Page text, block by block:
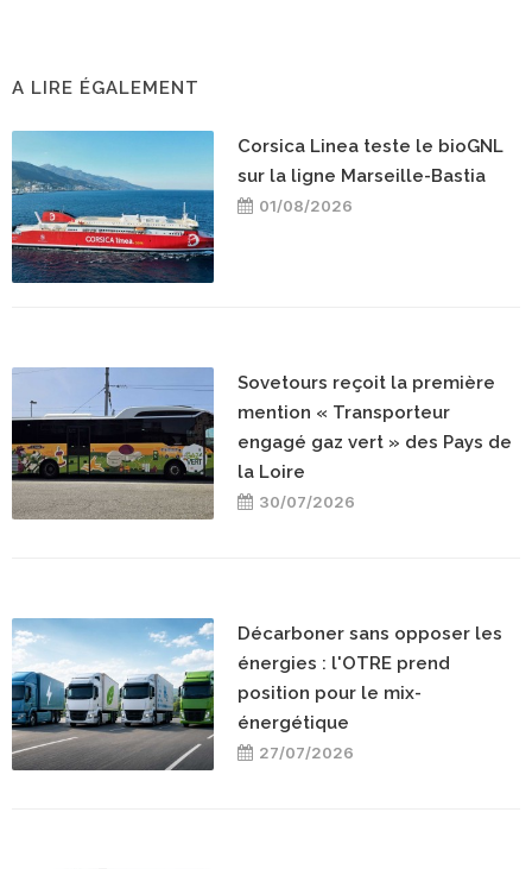
A LIRE ÉGALEMENT
Corsica Linea teste le bioGNL
sur la ligne Marseille-Bastia
01/08/2026
Sovetours reçoit la première
mention « Transporteur
engagé gaz vert » des Pays de
la Loire
30/07/2026
Décarboner sans opposer les
énergies : l'OTRE prend
position pour le mix-
énergétique
27/07/2026